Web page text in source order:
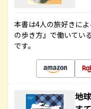
本書は4人の旅好きに
の歩き方』で働いてい
です。
地